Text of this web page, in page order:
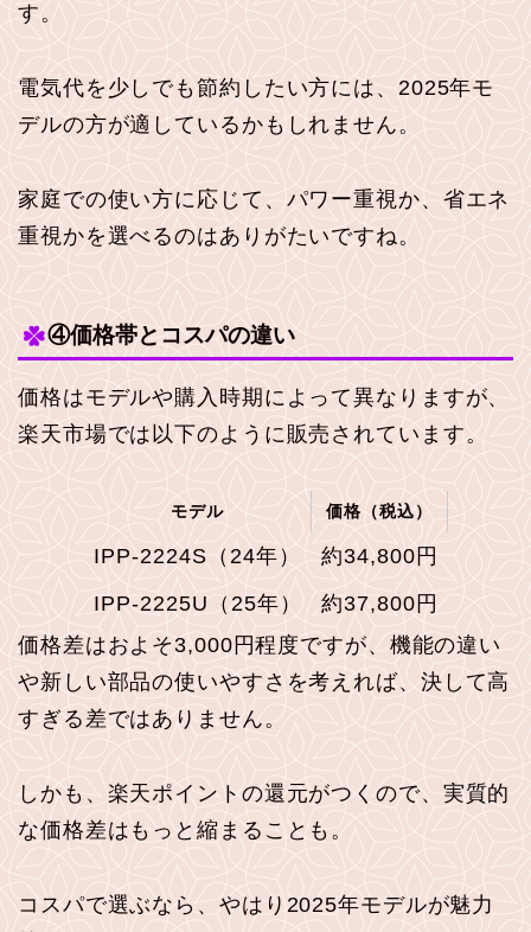
す。
電気代を少しでも節約したい方には、2025年モ
デルの方が適しているかもしれません。
家庭での使い方に応じて、パワー重視か、省エネ
重視かを選べるのはありがたいですね。
④価格帯とコスパの違い
価格はモデルや購入時期によって異なりますが、
楽天市場では以下のように販売されています。
モデル 価格（税込）
IPP-2224S（24年）
約34,800円
IPP-2225U（25年）
約37,800円
価格差はおよそ3,000円程度ですが、機能の違い
や新しい部品の使いやすさを考えれば、決して高
すぎる差ではありません。
しかも、楽天ポイントの還元がつくので、実質的
な価格差はもっと縮まることも。
コスパで選ぶなら、やはり2025年モデルが魅力